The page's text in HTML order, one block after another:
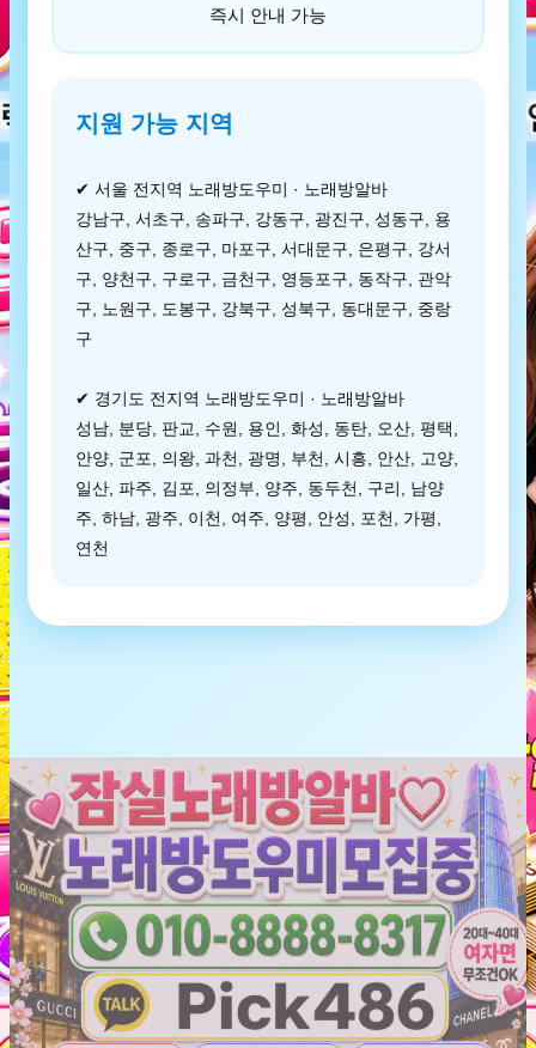
즉시 안내 가능
지원 가능 지역
✔ 서울 전지역 노래방도우미 · 노래방알바
강남구, 서초구, 송파구, 강동구, 광진구, 성동구, 용
산구, 중구, 종로구, 마포구, 서대문구, 은평구, 강서
구, 양천구, 구로구, 금천구, 영등포구, 동작구, 관악
구, 노원구, 도봉구, 강북구, 성북구, 동대문구, 중랑
구
✔ 경기도 전지역 노래방도우미 · 노래방알바
성남, 분당, 판교, 수원, 용인, 화성, 동탄, 오산, 평택,
안양, 군포, 의왕, 과천, 광명, 부천, 시흥, 안산, 고양,
일산, 파주, 김포, 의정부, 양주, 동두천, 구리, 남양
주, 하남, 광주, 이천, 여주, 양평, 안성, 포천, 가평,
연천